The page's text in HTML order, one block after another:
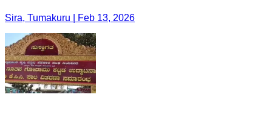
Sira, Tumakuru | Feb 13, 2026